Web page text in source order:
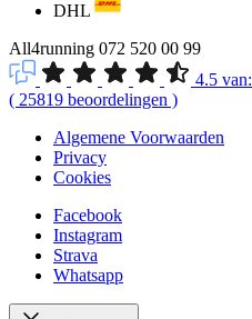
DHL
All4running 072 520 00 99
4.5 van:
( 25819 beoordelingen )
Algemene Voorwaarden
Privacy
Cookies
Facebook
Instagram
Strava
Whatsapp